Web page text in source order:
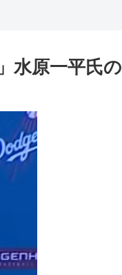
水原一平氏